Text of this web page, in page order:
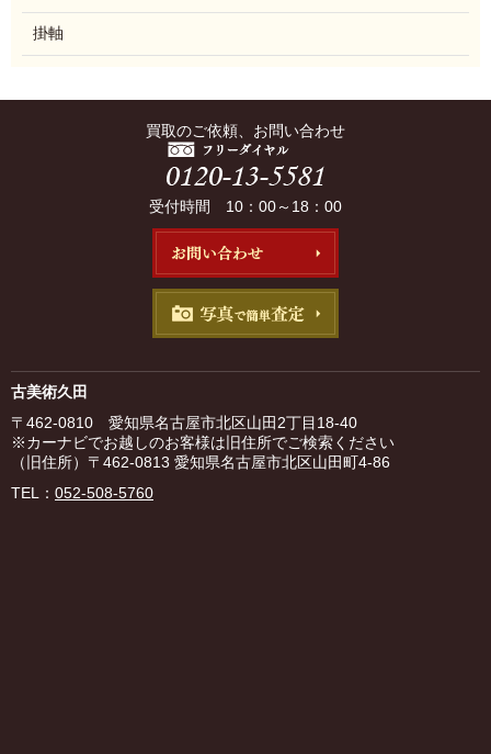
掛軸
買取のご依頼、お問い合わせ
受付時間 10：00～18：00
古美術久田
〒462-0810 愛知県名古屋市北区山田2丁目18-40
※カーナビでお越しのお客様は旧住所でご検索ください
（旧住所）〒462-0813 愛知県名古屋市北区山田町4-86
TEL： 052-508-5760